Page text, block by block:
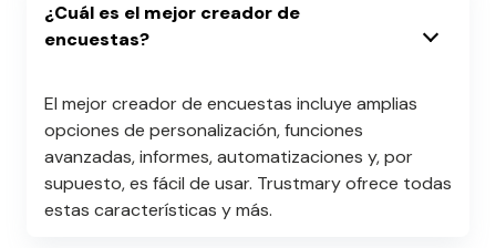
¿Cuál es el mejor creador de
encuestas?
El mejor creador de encuestas incluye amplias
opciones de personalización, funciones
avanzadas, informes, automatizaciones y, por
supuesto, es fácil de usar. Trustmary ofrece todas
estas características y más.